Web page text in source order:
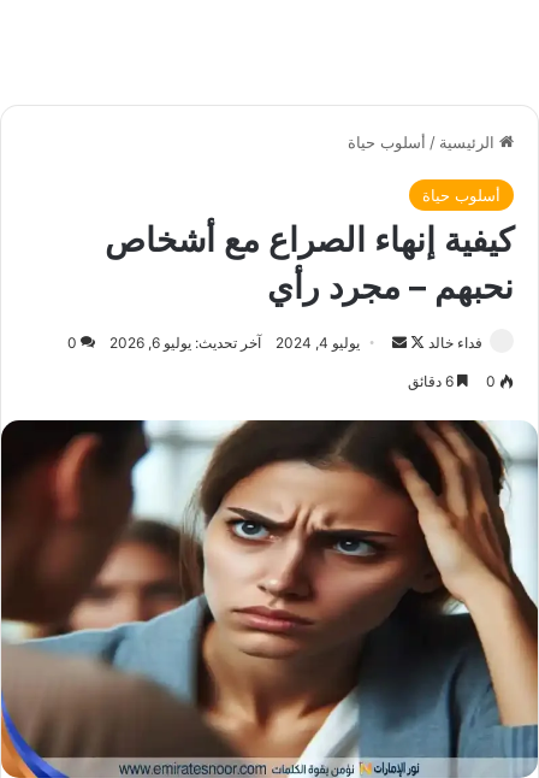
الرئيسية / أسلوب حياة
أسلوب حياة
كيفية إنهاء الصراع مع أشخاص
نحبهم – مجرد رأي
فداء خالد
ت
ع
ل ر
د
ا
يوليو 4, 2024 آخر تحديث: يوليو 6, 2026 0
0